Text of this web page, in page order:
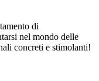
di
nel mondo delle
concreti e stimolanti!